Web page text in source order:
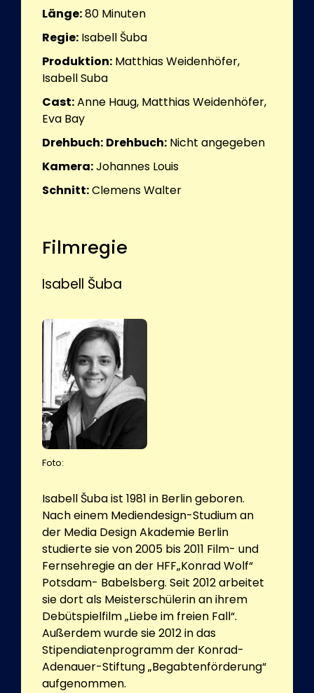
Länge:80 Minuten
Regie: Isabell Šuba
Produktion: Matthias Weidenhöfer,
Isabell Suba
Cast:Anne Haug, Matthias Weidenhöfer,
Eva Bay
Drehbuch: Drehbuch: Nicht angegeben
Kamera:Johannes Louis
Schnitt:Clemens Walter
Filmregie
Isabell Šuba
Foto:
Isabell Šuba ist 1981 in Berlin geboren.
Nach einem Mediendesign-Studium an
der Media Design Akademie Berlin
studierte sie von 2005 bis 2011 Film- und
Fernsehregie an der HFF„Konrad Wolf“
Potsdam- Babelsberg. Seit 2012 arbeitet
sie dort als Meisterschülerin an ihrem
Debütspielfilm „Liebe im freien Fall“.
Außerdem wurde sie 2012 in das
Stipendiatenprogramm der Konrad-
Adenauer-Stiftung „Begabtenförderung“
aufgenommen.